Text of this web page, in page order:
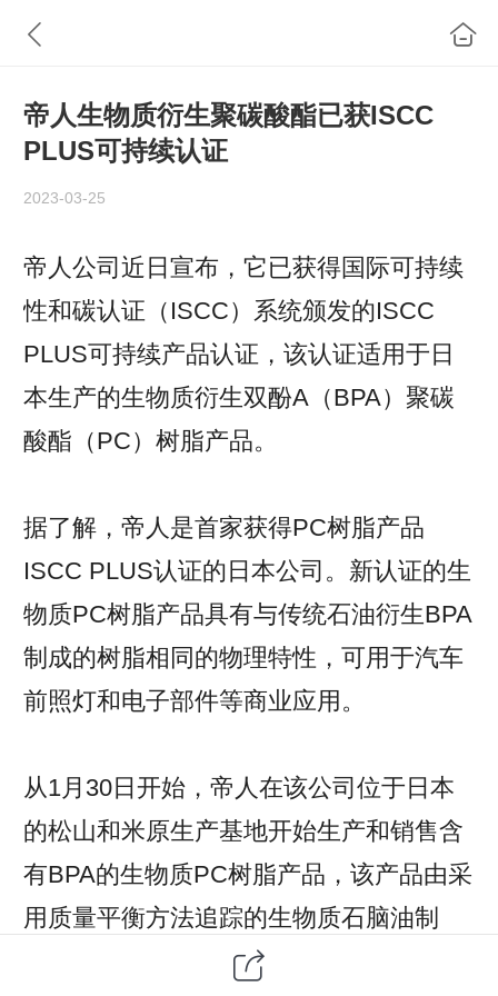
帝人生物质衍生聚碳酸酯已获ISCC
PLUS可持续认证
2023-03-25
帝人公司近日宣布，它已获得国际可持续
性和碳认证（ISCC）系统颁发的ISCC
PLUS可持续产品认证，该认证适用于日
本生产的生物质衍生双酚A（BPA）聚碳
酸酯（PC）树脂产品。
据了解，帝人是首家获得PC树脂产品
ISCC PLUS认证的日本公司。新认证的生
物质PC树脂产品具有与传统石油衍生BPA
制成的树脂相同的物理特性，可用于汽车
前照灯和电子部件等商业应用。
从1月30日开始，帝人在该公司位于日本
的松山和米原生产基地开始生产和销售含
有BPA的生物质PC树脂产品，该产品由采
用质量平衡方法追踪的生物质石脑油制
成，以及使用石油衍生原料的常规PC树脂